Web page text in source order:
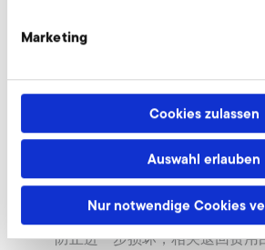
Marketing
Cookies zulassen
Auswahl erlauben
Nur notwendige Cookies
买方有义务在收到合同产品后的
5个工作日以内，检查合同产品
内未提出任何异议或索赔，则视
经依莱克罗核实，如发现合同
克罗有权在保修期内自行决定维
与保修请求相关并经过依莱克
要么根据依莱克罗的请求退回
莱克罗的指示由买方自行负担费
克罗要求退回，买方应确保妥善
防止进一步损坏，相关退回费